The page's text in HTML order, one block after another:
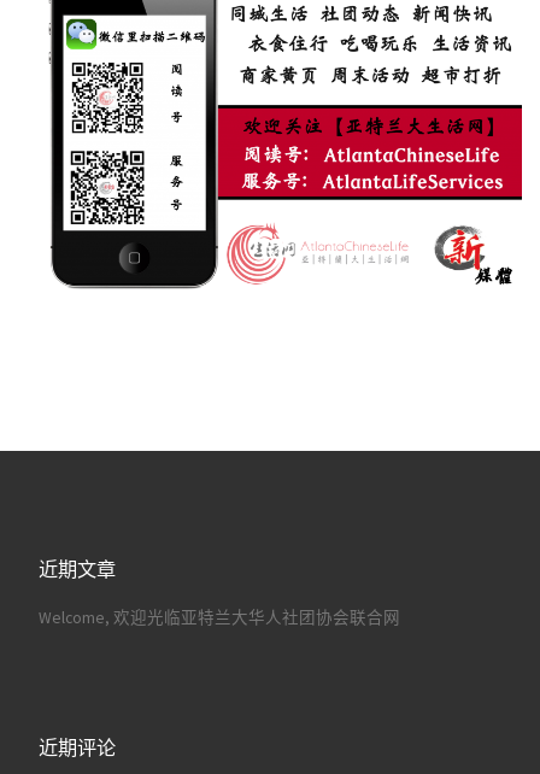
近期文章
Welcome, 欢迎光临亚特兰大华人社团协会联合网
近期评论